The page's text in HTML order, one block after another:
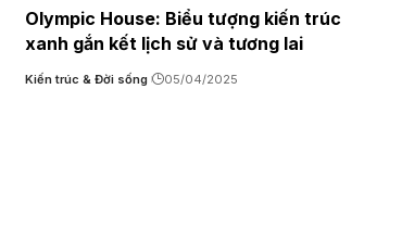
Olympic House: Biểu tượng kiến trúc
xanh gắn kết lịch sử và tương lai
Kiến trúc & Đời sống 05/04/2025